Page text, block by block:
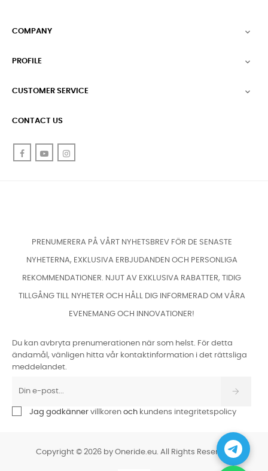
COMPANY 
PROFILE 
CUSTOMER SERVICE 
CONTACT US
FacebookYouTube
PRENUMERERA PÅ VÅRT NYHETSBREV FÖR DE SENASTE
NYHETERNA, EXKLUSIVA ERBJUDANDEN OCH PERSONLIGA
REKOMMENDATIONER. NJUT AV EXKLUSIVA RABATTER, TIDIG
TILLGÅNG TILL NYHETER OCH HÅLL DIG INFORMERAD OM VÅRA
EVENEMANG OCH INNOVATIONER!
Du kan avbryta prenumerationen när som helst. För detta
ändamål, vänligen hitta vår kontaktinformation i det rättsliga
meddelandet.
Jag godkänner villkoren och kundens integritetspolicy
Copyright © 2026 by Oneride.eu. All Rights Reserved